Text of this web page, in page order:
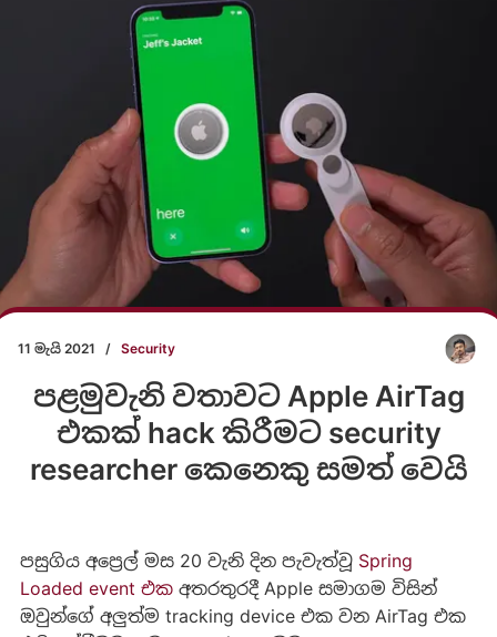
11 මැයි 2021 / Security
පළමුවැනි වතාවට Apple AirTag
එකක් hack කිරීමට security
researcher කෙනෙකු සමත් වෙයි
පසුගිය අප්‍රෙල් මස 20 වැනි දින පැවැත්වූ Spring
Loaded event එකඅතරතුරදී Apple සමාගම විසින්
ඔවුන්ගේ අලුත්ම tracking device එක වන AirTag එක